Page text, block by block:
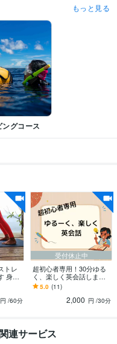
もっと見る
グコース
トレ
身体
吸
円 /60分
受付休止中
超初心者専用！30分ゆる
く、楽しく英会話します
英語落ちこぼれだった私
⇒現在海外生活中！経験
をシェアします！
5.0 (11)
2,000 円 /30分
連サービス